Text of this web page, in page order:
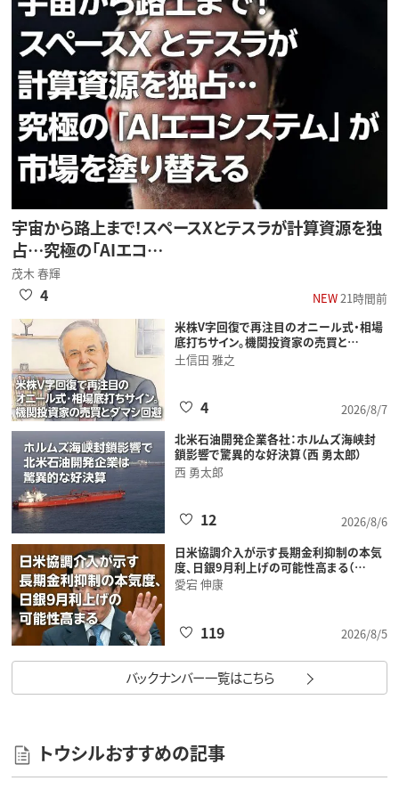
宇宙から路上まで！スペースXとテスラが計算資源を独
占…究極の「AIエコ…
茂木 春輝
NEW21時間前
4
米株V字回復で再注目のオニール式・相場
底打ちサイン。機関投資家の売買と…
土信田 雅之
2026/8/7
4
北米石油開発企業各社：ホルムズ海峡封
鎖影響で驚異的な好決算（西 勇太郎）
西 勇太郎
2026/8/6
12
日米協調介入が示す長期金利抑制の本気
度、日銀9月利上げの可能性高まる（…
愛宕 伸康
2026/8/5
119
バックナンバー一覧はこちら
トウシルおすすめの記事